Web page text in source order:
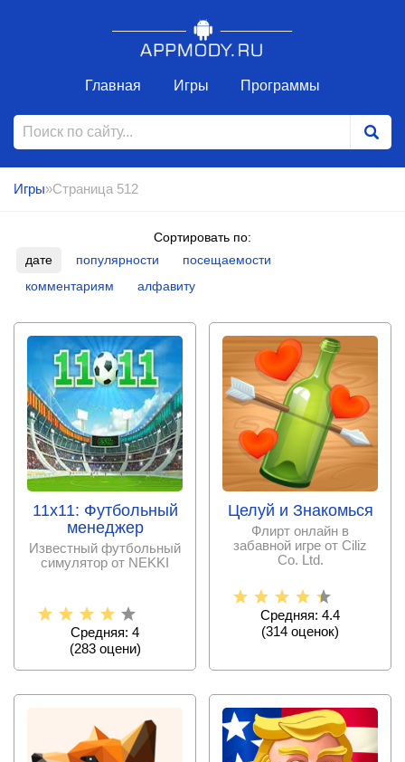
Главная Игры Программы
Игры»Страница 512
Сортировать по:
дате
популярности
посещаемости
комментариям
алфавиту
11x11: Футбольный
менеджер
Известный футбольный
симулятор от NEKKI
Средняя: 4
(283оцени)
Целуй и Знакомься
Флирт онлайн в
забавной игре от Ciliz
Co. Ltd.
Средняя: 4.4
(314 оценок)